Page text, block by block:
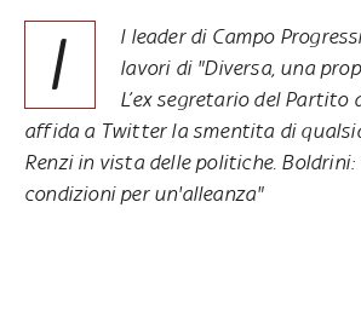
I
l leader di Campo
lavori di "Diversa, una
L’ex segretario del Partito
affida a Twitter la smentita di
Renzi in vista delle politiche.
condizioni per un'alleanza"